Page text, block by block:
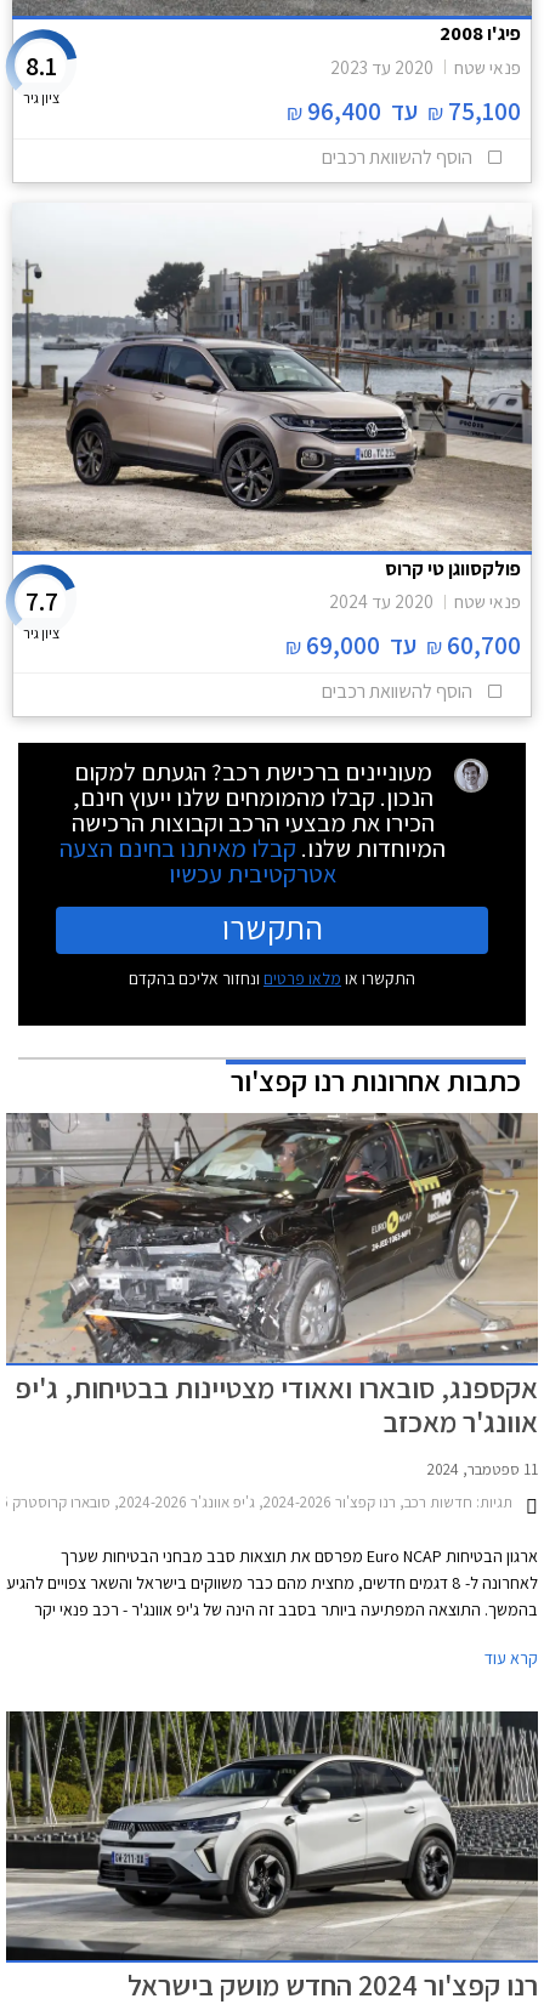
פיג'ו 2008
פנאי שטח 2020 עד 2023
75,100
₪ עד 96,400
₪
8.1
ציון גיר
הוסף להשוואת רכבים
פולקסווגן טי קרוס
פנאי שטח 2020 עד 2024
60,700
₪ עד 69,000
₪
7.7
ציון גיר
הוסף להשוואת רכבים
מעוניינים ברכישת רכב? הגעתם למקום
הנכון. קבלו מהמומחים שלנו ייעוץ חינם,
הכירו את מבצעי הרכב וקבוצות הרכישה
המיוחדות שלנו. קבלו מאיתנו בחינם הצעה
אטרקטיבית עכשיו
התקשרו
התקשרו או מלאו פרטים ונחזור אליכם בהקדם
כתבות אחרונות רנו קפצ'ור
אקספנג, סובארו ואאודי מצטיינות בבטיחות, ג'יפ
אוונג'ר מאכזב
11 ספטמבר, 2024
תגיות: חדשות רכב, רנו קפצ'ור 2024-2026, ג'יפ אוונג'ר 2024-2026, סובארו קרוסטרק 2023-2026אקספנג G6 2024-2025
ארגון הבטיחות Euro NCAP מפרסם את תוצאות סבב מבחני הבטיחות שערך
לאחרונה ל- 8 דגמים חדשים, מחצית מהם כבר משווקים בישראל והשאר צפויים להגיע
בהמשך. התוצאה המפתיעה ביותר בסבב זה הינה של ג'יפ אוונג'ר - רכב פנאי יקר
כוכבים בלבד מתוך 5.
קרא עוד
רנו קפצ'ור 2024 החדש מושק בישראל